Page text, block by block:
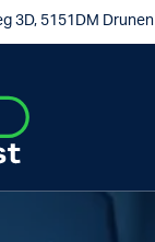
3D, 5151DM Drunen